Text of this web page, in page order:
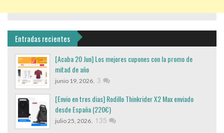
Entradas recientes
[Acaba 20 Jun] Los mejores cupones con la promo de
mitad de año
junio 19, 2026, 3
[Envio en tres dias] Rodillo Thinkrider X2 Max enviado
desde España (220€)
julio 25, 2026, 135